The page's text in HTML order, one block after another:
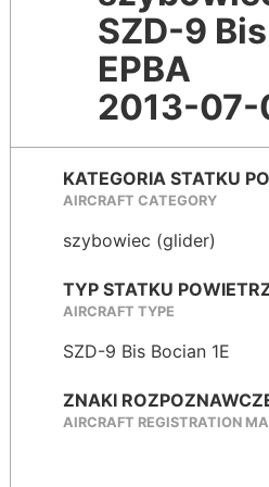
SZD-9
EPBA
2013-07-
KATEGORIA STATKU
AIRCRAFT CATEGORY
szybowiec (glider)
TYP STATKU
AIRCRAFT TYPE
SZD-9 Bis Bocian 1E
ZNAKI
AIRCRAFT REGISTRATION